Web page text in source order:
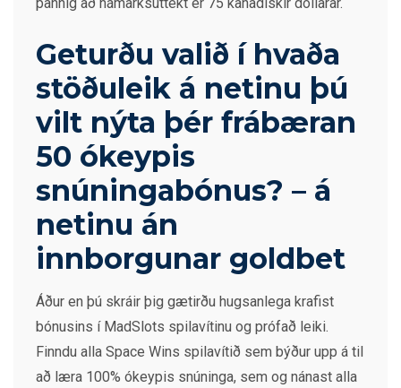
Geturðu valið í hvaða
stöðuleik á netinu þú
vilt nýta þér frábæran
50 ókeypis
snúningabónus? – á
netinu án
innborgunar goldbet
Áður en þú skráir þig gætirðu hugsanlega krafist
bónusins ​​í MadSlots spilavítinu og prófað leiki.
Finndu alla Space Wins spilavítið sem býður upp á til
að læra 100% ókeypis snúninga, sem og nánast alla